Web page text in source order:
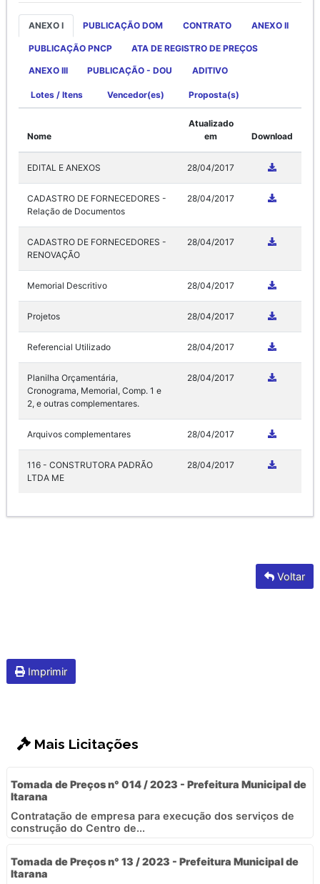
ANEXO I PUBLICAÇÃO DOM CONTRATO ANEXO II
PUBLICAÇÃO PNCP ATA DE REGISTRO DE PREÇOS
ANEXO III PUBLICAÇÃO - DOU ADITIVO
Lotes / Itens Vencedor(es) Proposta(s)
Nome
Atualizado
em
Download
EDITAL E ANEXOS 28/04/2017
CADASTRO DE FORNECEDORES -
Relação de Documentos
28/04/2017
CADASTRO DE FORNECEDORES -
RENOVAÇÃO
28/04/2017
Memorial Descritivo 28/04/2017
Projetos 28/04/2017
Referencial Utilizado 28/04/2017
Planilha Orçamentária,
Cronograma, Memorial, Comp. 1 e
2, e outras complementares.
28/04/2017
Arquivos complementares 28/04/2017
116 - CONSTRUTORA PADRÃO
LTDA ME
28/04/2017
Voltar
Imprimir
Mais Licitações
Tomada de Preços n° 014 / 2023 - Prefeitura Municipal de
Itarana
Contratação de empresa para execução dos serviços de
construção do Centro de...
Tomada de Preços n° 13 / 2023 - Prefeitura Municipal de
Itarana